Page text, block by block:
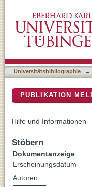
Universitätsbibliographie →
PUBLIKATION
Hilfe und Informationen
Stöbern
Dokumentanzeige
Erscheinungsdatum
Autoren